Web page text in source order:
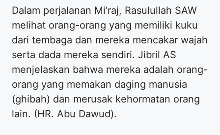
Dalam perjalanan Mi’raj, Rasulullah SAW
melihat orang-orang yang memiliki kuku
dari tembaga dan mereka mencakar wajah
serta dada mereka sendiri. Jibril AS
menjelaskan bahwa mereka adalah orang-
orang yang memakan daging manusia
(ghibah) dan merusak kehormatan orang
lain. (HR. Abu Dawud).